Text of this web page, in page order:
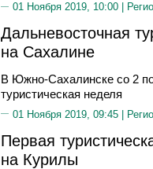
01 Ноября 2019, 10:00 |
Дальневосточная
на Сахалине
В Южно-Сахалинске со 2
туристическая неделя
01 Ноября 2019, 09:45 |
Первая
на Курилы